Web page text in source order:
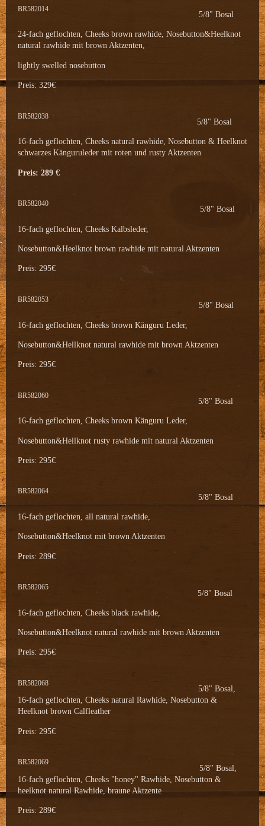
BR582014
5/8" Bosal
24-fach geflochten, Cheeks brown rawhide, Nosebutton&Heelknot
natural rawhide mit brown Aktzenten,
lightly swelled nosebutton
Preis: 329€
BR582038
5/8" Bosal
16-fach geflochten, Cheeks natural rawhide, Nosebutton & Heelknot
schwarzes Känguruleder mit roten und rusty Aktzenten
Preis: 289 €
BR582040
5/8" Bosal
16-fach geflochten, Cheeks Kalbsleder,
Nosebutton&Heelknot brown rawhide mit natural Aktzenten
Preis: 295€
BR582053
5/8" Bosal
16-fach geflochten, Cheeks brown Känguru Leder,
Nosebutton&Hellknot natural rawhide mit brown Aktzenten
Preis: 295€
BR582060
5/8" Bosal
16-fach geflochten, Cheeks brown Känguru Leder,
Nosebutton&Hellknot rusty rawhide mit natural Aktzenten
Preis: 295€
BR582064
5/8" Bosal
16-fach geflochten, all natural rawhide,
Nosebutton&Heelknot mit brown Aktzenten
Preis: 289€
BR582065
5/8" Bosal
16-fach geflochten, Cheeks black rawhide,
Nosebutton&Heelknot natural rawhide mit brown Aktzenten
Preis: 295€
BR582068
5/8" Bosal,
16-fach geflochten, Cheeks natural Rawhide, Nosebutton &
Heelknot brown Calfleather
Preis: 295€
BR582069
5/8" Bosal,
16-fach geflochten, Cheeks "honey" Rawhide, Nosebutton &
heelknot natural Rawhide, braune Aktzente
Preis: 289€